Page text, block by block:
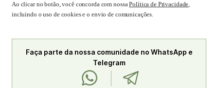
Ao clicar no botão, você concorda com nossaPolítica de Privacidade,
incluindo o uso de cookies e o envio de comunicações.
Faça parte da nossa comunidade no WhatsApp e
Telegram